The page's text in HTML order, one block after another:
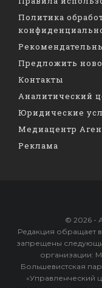
Политика
Предложить
Контакты
Аналитический
Юридические
Медиацентр
Реклама
© 2026 -
Редакция обращает
запрещены
организации:
Большевистская
«Управленческий